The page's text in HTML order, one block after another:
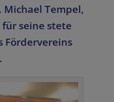
Michael Tempel,
seine stete
Fördervereins